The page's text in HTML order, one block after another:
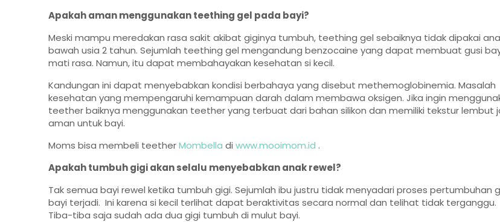
Apakah aman menggunakan teething gel pada bayi?
Meski mampu meredakan rasa sakit akibat giginya tumbuh, teething gel sebaiknya tidak dipakai
bawah usia 2 tahun. Sejumlah teething gel mengandung benzocaine yang dapat membuat gusi
mati rasa. Namun, itu dapat membahayakan kesehatan si kecil.
Kandungan ini dapat menyebabkan kondisi berbahaya yang disebut methemoglobinemia. Masalah
kesehatan yang mempengaruhi kemampuan darah dalam membawa oksigen. Jika ingin
teether baiknya menggunakan teether yang terbuat dari bahan silikon dan memiliki tekstur lembut
aman untuk bayi.
Moms bisa membeli teetherMombella di www.mooimom.id .
Apakah tumbuh gigi akan selalu menyebabkan anak rewel?
Tak semua bayi rewel ketika tumbuh gigi. Sejumlah ibu justru tidak menyadari proses pertumbuhan
bayi terjadi. Ini karena si kecil terlihat dapat beraktivitas secara normal dan telihat tidak terganggu.
Tiba-tiba saja sudah ada dua gigi tumbuh di mulut bayi.